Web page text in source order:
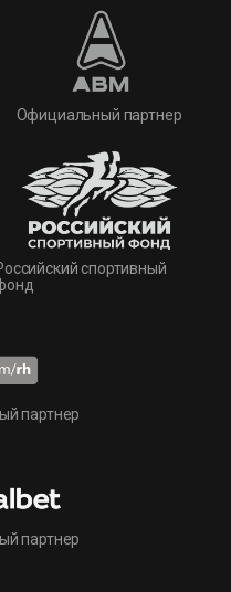
Официальный партнер
спортивный
партнер
партнер